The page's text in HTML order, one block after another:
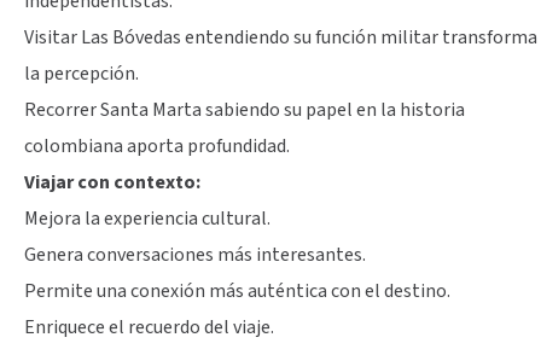
Visitar Las Bóvedas entendiendo su función militar transforma
la percepción.
Recorrer Santa Marta sabiendo su papel en la historia
colombiana aporta profundidad.
Viajar con contexto:
Mejora la experiencia cultural.
Genera conversaciones más interesantes.
Permite una conexión más auténtica con el destino.
Enriquece el recuerdo del viaje.